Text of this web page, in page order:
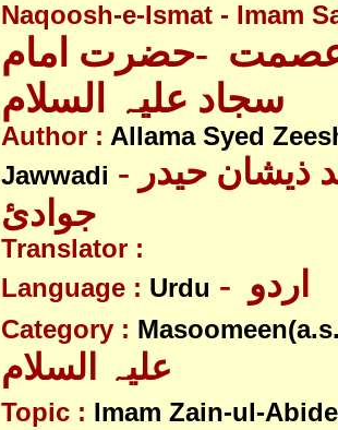
Naqoosh-e-Ismat - Imam
-حضرت امام
سجاد علیہ السلام
Author : Allama Syed
Jawwadi - علامہ سیّد ذیشان حیدر
جوادئ
Translator :
Language : Urdu
Category :
Topic : Imam Zain-ul-